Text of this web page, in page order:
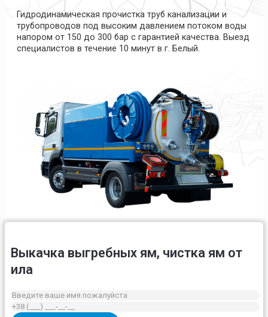
Гидродинамическая прочистка труб канализации и
трубопроводов под высоким давлением потоком воды
напором от 150 до 300 бар с гарантией качества. Выезд
специалистов в течение 10 минут в г. Белый.
Выкачка выгребных ям, чистка ям от
ила